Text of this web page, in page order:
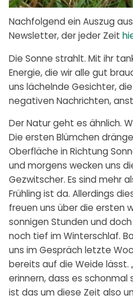
Nachfolgend ein Auszug
Newsletter, der jeder Zeit
Die Sonne strahlt. Mit ihr
Energie, die wir alle gut
uns lächelnde Gesichter,
negativen Nachrichten,
Der Natur geht es ähnlich.
Die ersten Blümchen
Oberfläche in Richtung
und morgens wecken uns
Gezwitscher. Es sind mehr
Frühling ist da. Allerdings
freuen uns über die ersten
sonnigen Stunden und
noch tief im Winterschlaf.
uns im Gespräch letzte
bereits auf die Weide lässt.
erinnern, dass es schonmal
ist das um diese Zeit also